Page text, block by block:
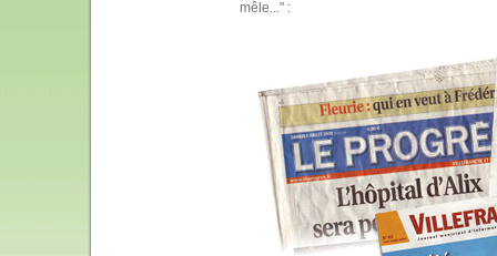
mêle..." :